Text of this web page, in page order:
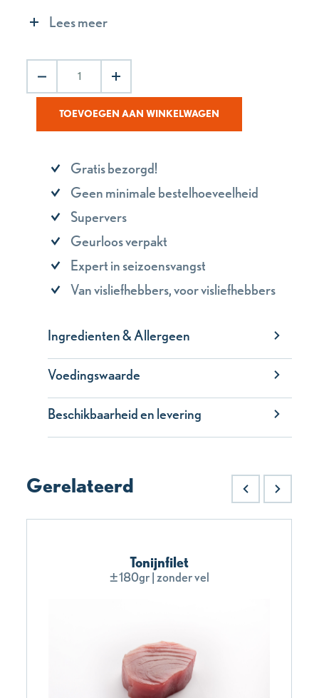
proteïnen, van vis tot garnalen en zelfs kip en
Lees meer
marinade
aantal
TOEVOEGEN AAN WINKELWAGEN
Gratis bezorgd!
Geen minimale bestelhoeveelheid
Supervers
Geurloos verpakt
Expert in seizoensvangst
Van visliefhebbers, voor visliefhebbers
Ingredienten & Allergeen
Voedingswaarde
Beschikbaarheid en levering
Gerelateerd
Tonijnfilet
±180gr | zonder vel